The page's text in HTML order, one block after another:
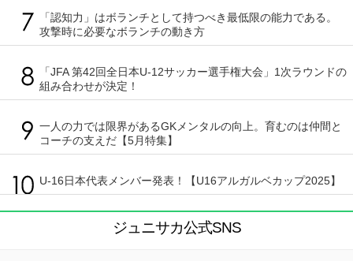
「認知力」はボランチとして持つべき最低限の能力である。
攻撃時に必要なボランチの動き方
「JFA 第42回全日本U-12サッカー選手権大会」1次ラウンドの
組み合わせが決定！
一人の力では限界があるGKメンタルの向上。育むのは仲間と
コーチの支えだ【5月特集】
U-16日本代表メンバー発表！【U16アルガルベカップ2025】
ジュニサカ公式SNS